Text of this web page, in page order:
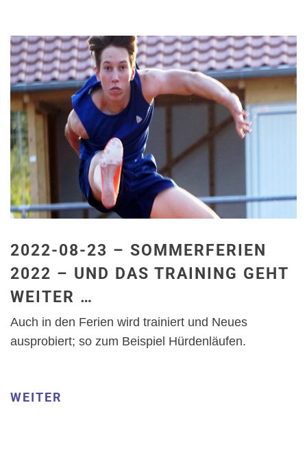
2022-08-23 – SOMMERFERIEN
2022 – UND DAS TRAINING GEHT
WEITER …
Auch in den Ferien wird trainiert und Neues
ausprobiert; so zum Beispiel Hürdenläufen.
WEITER